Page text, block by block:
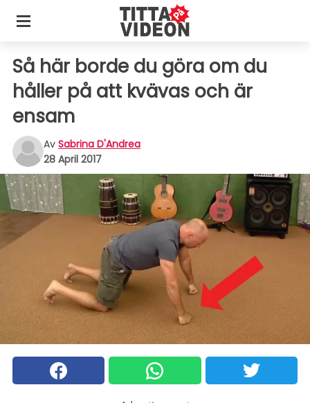
Så här borde du göra om du
håller på att kvävas och är
ensam
Av Sabrina D'Andrea
28 April 2017